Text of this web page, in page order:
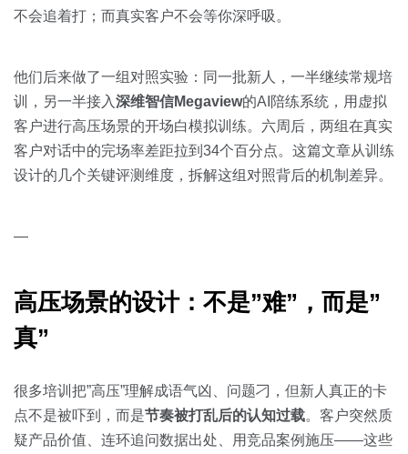
销售管理
按业务场景
交易跟进
销售会话智能
不会追着打；而真实客户不会等你深呼吸。
他们后来做了一组对照实验：同一批新人，一半继续常规培
训，另一半接入深维智信Megaview的AI陪练系统，用虚拟
客户进行高压场景的开场白模拟训练。六周后，两组在真实
客户对话中的完场率差距拉到34个百分点。这篇文章从训练
设计的几个关键评测维度，拆解这组对照背后的机制差异。
—
高压场景的设计：不是”难”，而是”
真”
很多培训把”高压”理解成语气凶、问题刁，但新人真正的卡
点不是被吓到，而是节奏被打乱后的认知过载。客户突然质
疑产品价值、连环追问数据出处、用竞品案例施压——这些